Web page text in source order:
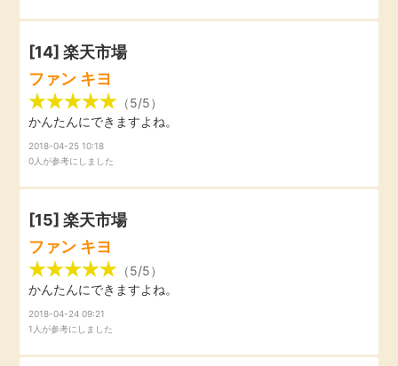
[14]楽天市場
ファン キヨ
（5/5）
かんたんにできますよね。
2018-04-25 10:18
0人が参考にしました
[15]楽天市場
ファン キヨ
（5/5）
かんたんにできますよね。
2018-04-24 09:21
1人が参考にしました